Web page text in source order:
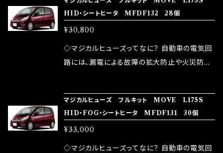
モータースポーツシーンでの実証実験の上、 製
品化を果たしております。
ズが、マジカルヒューズになります。 ◇マジカル
ヒューズの効果 マジカルヒューズは放電防止効
果・接触抵抗低減効果により、このような効果を
発揮します。 ・アクセルレスポンスの向上 ・アイ
ドリング安定化（静粛性UP） ・ターボ車のターボ
など、これらの効果は、タウンユースだけでなく、
モータースポーツシーンでの実証実験の上、 製
品化を果たしております。
路として、各回路への電力供給を行っています。
しかし、ヒューズには拭い去れない欠点があり
ます。 1.溶接回路であるため、配線と比較し抵抗
が大きい。 2.金属部分が露出している為、空気
中に漏電してしまう。 3.金属プレートが接触する
ズが、マジカルヒューズになります。 ◇マジカル
ヒューズの効果 マジカルヒューズは放電防止効
果・接触抵抗低減効果により、このような効果を
発揮します。 ・アクセルレスポンスの向上 ・アイ
HID・シートヒータ MFDF132 28個
¥30,800
◇マジカルヒューズってなに？ 自動車の電気回
路には、漏電による故障の拡大防止や火災防止
路として、各回路への電力供給を行っています。
しかし、ヒューズには拭い去れない欠点があり
ます。 1.溶接回路であるため、配線と比較し抵抗
が大きい。 2.金属部分が露出している為、空気
マジカルヒューズ フルキット MOVE L175S
HID・FOG・シートヒータ MFDF131 30個
¥33,000
◇マジカルヒューズってなに？ 自動車の電気回